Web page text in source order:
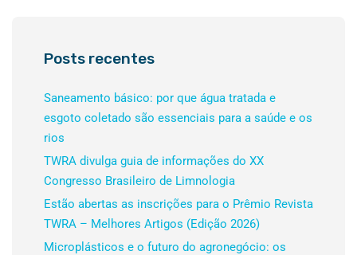
Posts recentes
Saneamento básico: por que água tratada e
esgoto coletado são essenciais para a saúde e os
rios
TWRA divulga guia de informações do XX
Congresso Brasileiro de Limnologia
Estão abertas as inscrições para o Prêmio Revista
TWRA – Melhores Artigos (Edição 2026)
Microplásticos e o futuro do agronegócio: os